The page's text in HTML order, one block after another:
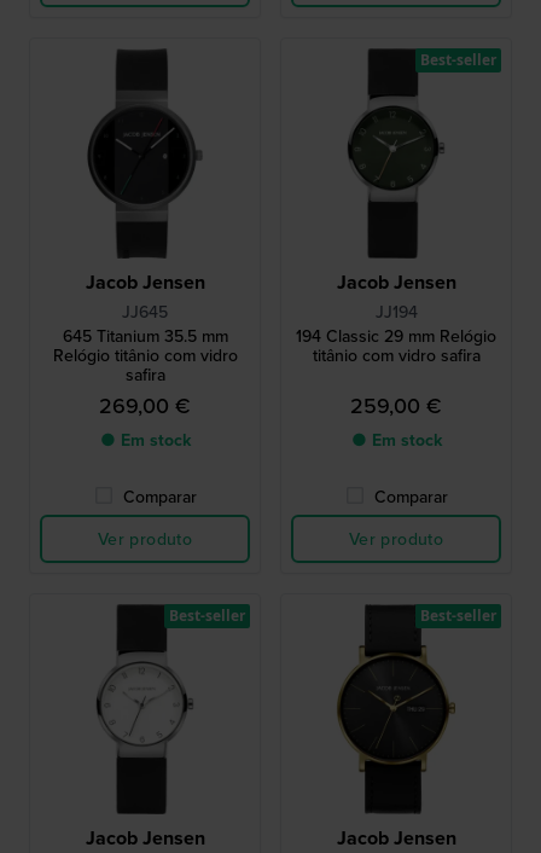
Jacob Jensen
JJ645
645 Titanium 35.5 mm
Relógio titânio com vidro
safira
269,00 €
● Em stock
Comparar
Ver produto
Jacob Jensen
JJ194
194 Classic 29 mm Relógio
titânio com vidro safira
259,00 €
● Em stock
Comparar
Ver produto
Best-seller
Jacob Jensen
Best-seller
Jacob Jensen
Best-seller